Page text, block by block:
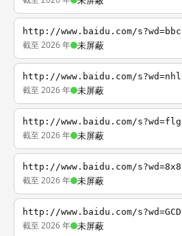
http://www.baidu.com/s?wd=bbc
截至 2026 年 未屏蔽
http://www.baidu.com/s?wd=nhl
截至 2026 年 未屏蔽
http://www.baidu.com/s?wd=flg
截至 2026 年 未屏蔽
http://www.baidu.com/s?wd=8x8
截至 2026 年 未屏蔽
http://www.baidu.com/s?wd=GCD
截至 2026 年 未屏蔽